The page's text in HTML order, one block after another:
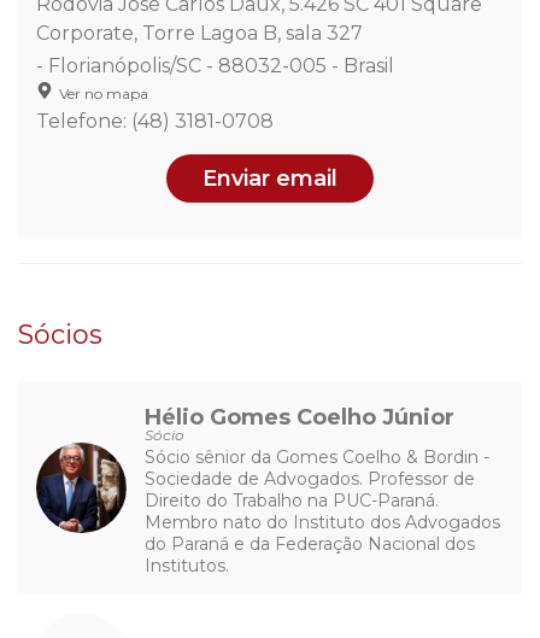
Corporate, Torre Lagoa B, sala 327
- Florianópolis/SC - 88032-005 - Brasil
Ver no mapa
Telefone: (48) 3181-0708
Enviar email
Sócios
Hélio Gomes Coelho Júnior
Sócio
Sócio sênior da Gomes Coelho & Bordin -
Sociedade de Advogados. Professor de
Direito do Trabalho na PUC-Paraná.
Membro nato do Instituto dos Advogados
do Paraná e da Federação Nacional dos
Institutos.